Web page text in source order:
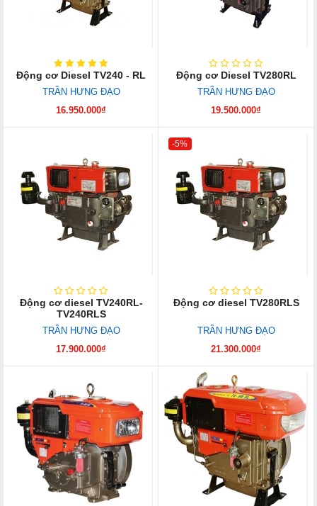
Động cơ Diesel TV240 - RL
TRẦN HƯNG ĐẠO
16.950.000₫
Động cơ Diesel TV280RL
TRẦN HƯNG ĐẠO
19.500.000₫
Động cơ diesel TV240RL-
TV240RLS
TRẦN HƯNG ĐẠO
17.900.000₫
-5%
Động cơ diesel TV280RLS
TRẦN HƯNG ĐẠO
21.300.000₫